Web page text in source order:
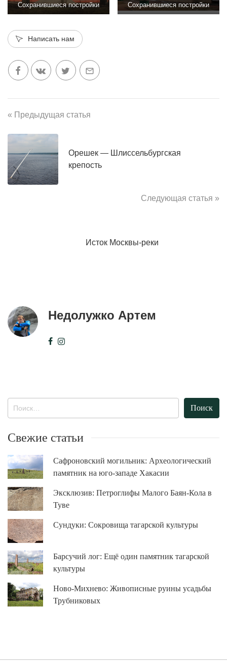
Сохранившиеся постройки
Сохранившиеся постройки
Написать нам
« Предыдущая статья
Орешек — Шлиссельбургская
крепость
Следующая статья »
Исток Москвы-реки
Недолужко Артем
Свежие статьи
Сафроновский могильник: Археологический
памятник на юго-западе Хакасии
Эксклюзив: Петроглифы Малого Баян-Кола в
Туве
Сундуки: Сокровища тагарской культуры
Барсучий лог: Ещё один памятник тагарской
культуры
Ново-Михнево: Живописные руины усадьбы
Трубниковых